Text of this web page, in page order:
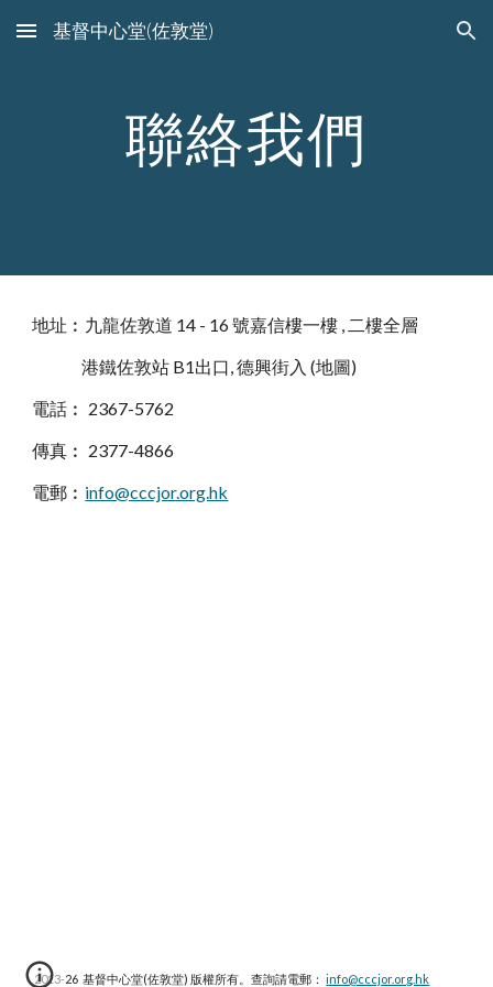
Skip to main content Skip to navigation
基督中心堂(佐敦堂)
聯絡我們
地址︰九龍佐敦道 14 - 16 號嘉信樓一樓 , 二樓全層
港鐵佐敦站 B1出口, 德興街入 (地圖)
電話︰ 2367-5762
傳真︰ 2377-4866
電郵︰ info@cccjor.org.hk
2013-26 基督中心堂(佐敦堂) 版權所有。查詢請電郵： info@cccjor.org.hk